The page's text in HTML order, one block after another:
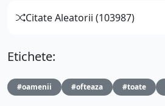
Citate Aleatorii (103987)
Etichete:
#oamenii #ofteaza #toate